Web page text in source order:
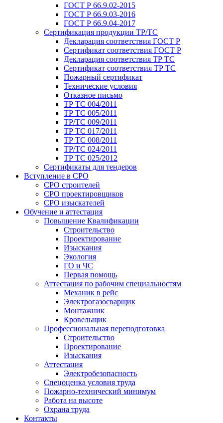
ГОСТ Р 66.9.02-2015
ГОСТ Р 66.9.03-2016
ГОСТ Р 66.9.04-2017
Сертификация продукции ТР/ТС
Декларация соответствия ГОСТ Р
Сертификат соответствия ГОСТ Р
Декларация соответствия ТР ТС
Сертификат соответствия ТР ТС
Пожарный сертификат
Технические условия
Отказное письмо
ТР ТС 004/2011
ТР ТС 005/2011
ТР/ТС 009/2011
ТР ТС 017/2011
ТР ТС 008/2011
ТР/ТС 024/2011
ТР ТС 025/2012
Сертификаты для тендеров
Вступление в СРО
СРО строителей
СРО проектировщиков
СРО изыскателей
Обучение и аттестация
Повышение Квалификации
Строительство
Проектирование
Изыскания
Экология
ГО и ЧС
Первая помощь
Аттестация по рабочим специальностям
Механик в рейс
Электрогазосварщик
Монтажник
Кровельщик
Профессиональная переподготовка
Строительство
Проектирование
Изыскания
Аттестация
Электробезопасность
Спецоценка условия труда
Пожарно-технический минимум
Работа на высоте
Охрана труда
Контакты